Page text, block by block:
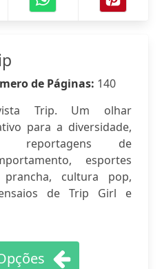
de Páginas: 140
Trip. Um olhar
para a diversidade,
reportagens de
esportes
cultura pop,
de Trip Girl e